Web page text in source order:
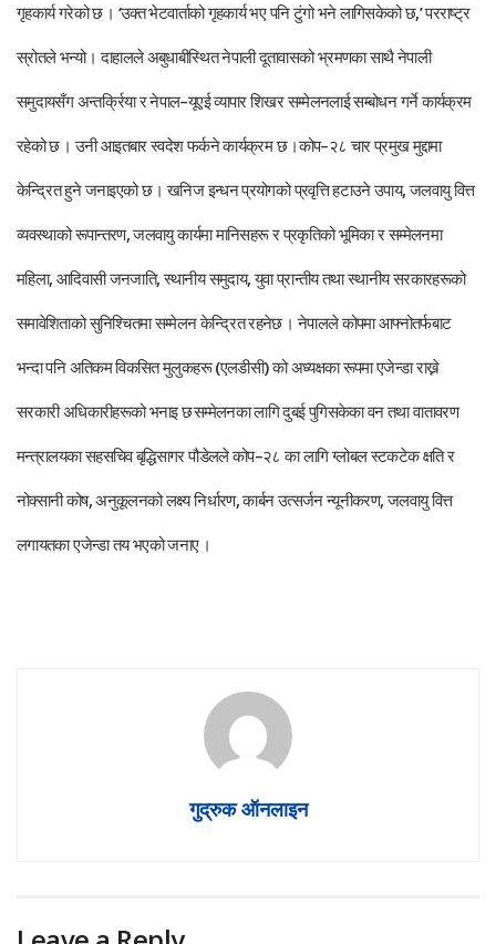
गृहकार्य गरेको छ । ‘उक्त भेटवार्ताको गृहकार्य भए पनि टुंगो भने लागिसकेको छ,’ परराष्ट्र
स्रोतले भन्यो । दाहालले अबुधाबीस्थित नेपाली दूतावासको भ्रमणका साथै नेपाली
समुदायसँग अन्तर्क्रिया र नेपाल–यूएई व्यापार शिखर सम्मेलनलाई सम्बोधन गर्ने कार्यक्रम
रहेको छ । उनी आइतबार स्वदेश फर्कने कार्यक्रम छ ।कोप–२८ चार प्रमुख मुद्दामा
केन्द्रित हुने जनाइएको छ । खनिज इन्धन प्रयोगको प्रवृत्ति हटाउने उपाय, जलवायु वित्त
व्यवस्थाको रूपान्तरण, जलवायु कार्यमा मानिसहरू र प्रकृतिको भूमिका र सम्मेलनमा
महिला, आदिवासी जनजाति, स्थानीय समुदाय, युवा प्रान्तीय तथा स्थानीय सरकारहरूको
समावेशिताको सुनिश्चितमा सम्मेलन केन्द्रित रहनेछ । नेपालले कोपमा आफ्नोतर्फबाट
भन्दा पनि अतिकम विकसित मुलुकहरू (एलडीसी) को अध्यक्षका रूपमा एजेन्डा राख्ने
सरकारी अधिकारीहरूको भनाइ छसम्मेलनका लागि दुबई पुगिसकेका वन तथा वातावरण
मन्त्रालयका सहसचिव बृद्धिसागर पौडेलले कोप–२८ का लागि ग्लोबल स्टकटेक क्षति र
नोक्सानी कोष, अनुकूलनको लक्ष्य निर्धारण, कार्बन उत्सर्जन न्यूनीकरण, जलवायु वित्त
लगायतका एजेन्डा तय भएको जनाए ।
गुद्रुक ऑनलाइन